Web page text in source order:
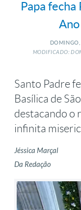
Papa
DOMINGO,
MODIFICADO:
Santo Padre
Basílica de
destacando o
infinita
Jéssica Marçal
Da Redação